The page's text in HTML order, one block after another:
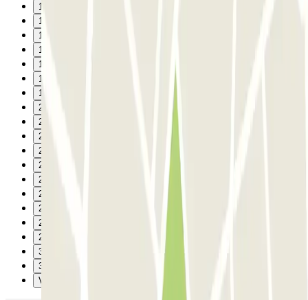
13
14
15
16
17
18
19
20
21
22
23
24
25
26
27
28
29
30
31
Verzenden